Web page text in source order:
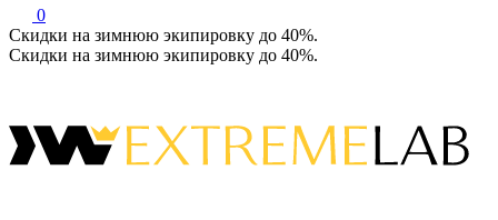
0
Скидки на зимнюю экипировку до 40%.
Скидки на зимнюю экипировку до 40%.